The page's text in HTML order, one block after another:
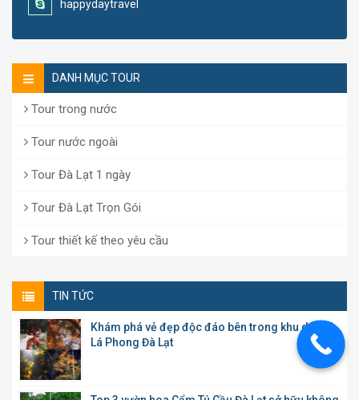
happydaytravel
DANH MỤC TOUR
Tour trong nước
Tour nước ngoài
Tour Đà Lạt 1 ngày
Tour Đà Lạt Trọn Gói
Tour thiết kế theo yêu cầu
TIN TỨC
Khám phá vẻ đẹp độc đáo bên trong khu du lịch
Lá Phong Đà Lạt